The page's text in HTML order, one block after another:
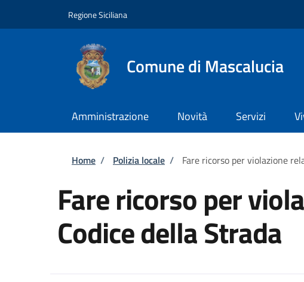
Regione Siciliana
Comune di Mascalucia
Amministrazione Novità Servizi
Briciole di pane
Home / Polizia locale / Fare ricorso per violazione
Fare ricorso per
Codice della Strada